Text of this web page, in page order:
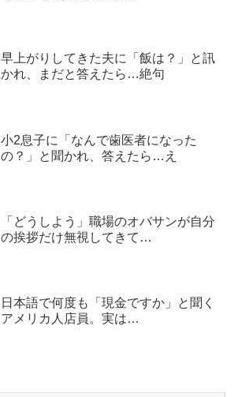
早上がりしてきた夫に「飯は？」と訊
かれ、まだと答えたら…絶句
小2息子に「なんで歯医者になった
の？」と聞かれ、答えたら…え
「どうしよう」職場のオバサンが自分
の挨拶だけ無視してきて…
日本語で何度も「現金ですか」と聞く
アメリカ人店員。実は…